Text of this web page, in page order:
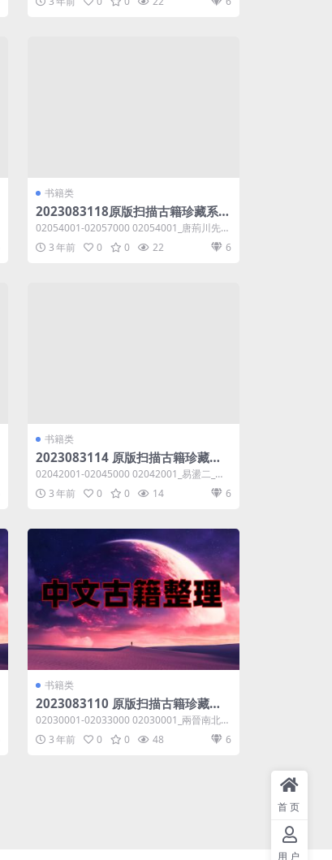
书籍类
2023083118原版扫描古籍珍藏系列
编号02054001-02057000共6.90G
B
02054001-02057000 02054001_唐荊川先生
編纂諸儒語要二_...
3 年前 0 0 22 6
书籍类
2023083114 原版扫描古籍珍藏系
列编号02042001-02045000共6.9
GB
02042001-02045000 02042001_易盪二_方
鯤撰.djvu ...
3 年前 0 0 14 6
书籍类
2023083110 原版扫描古籍珍藏系
列编号02030001-02033000共6.69
GB
02030001-02033000 02030001_兩晉南北合
纂一_馮世瀛撰....
3 年前 0 0 48 6
首页
用户